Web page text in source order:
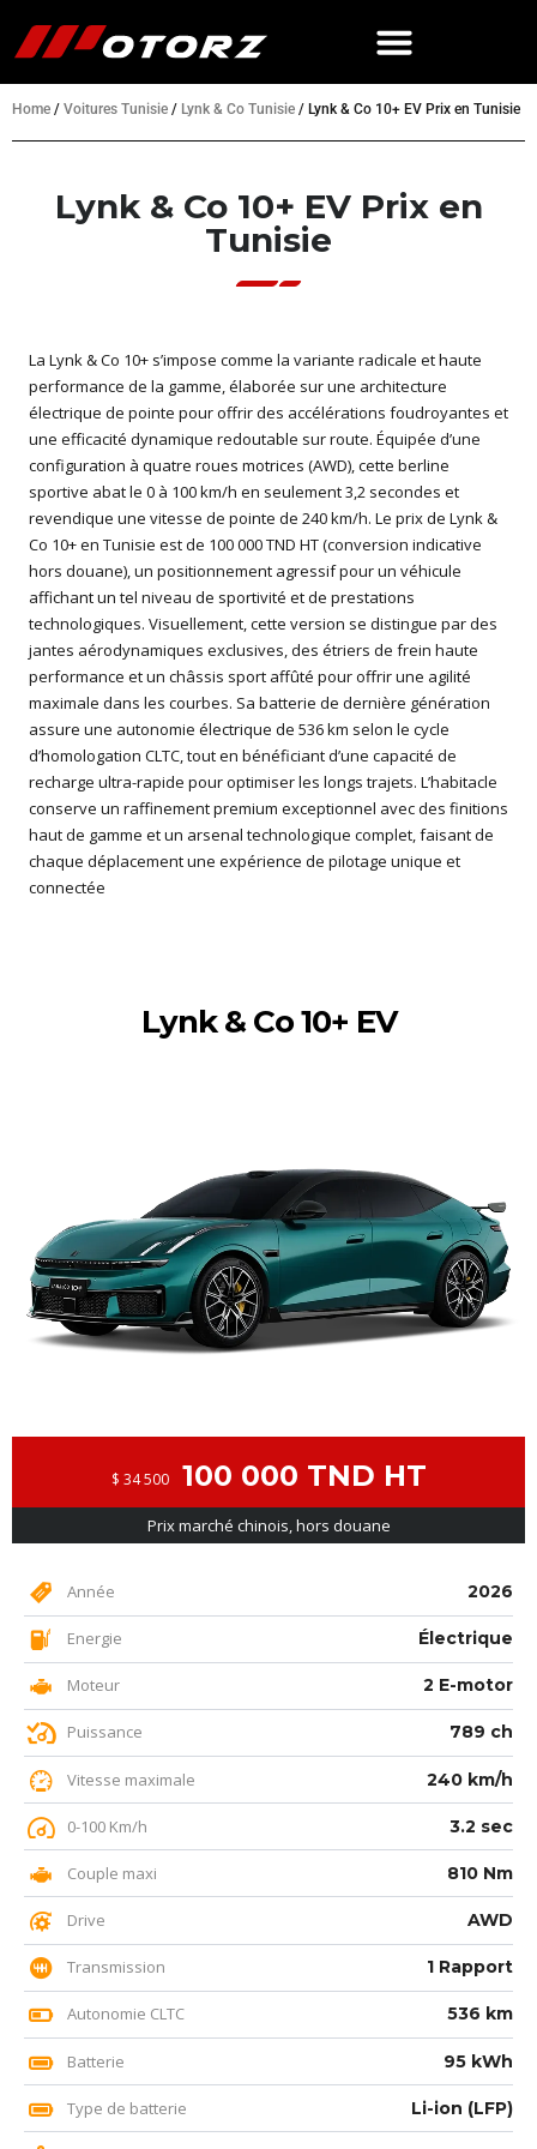
Home / Voitures Tunisie / Lynk & Co Tunisie / Lynk & Co 10+ EV Prix en Tunisie
Lynk & Co 10+ EV Prix en
Tunisie
La Lynk & Co 10+ s’impose comme la variante radicale et haute
performance de la gamme, élaborée sur une architecture
électrique de pointe pour offrir des accélérations foudroyantes et
une efficacité dynamique redoutable sur route. Équipée d’une
configuration à quatre roues motrices (AWD), cette berline
sportive abat le 0 à 100 km/h en seulement 3,2 secondes et
revendique une vitesse de pointe de 240 km/h. Le prix de Lynk &
Co 10+ en Tunisie est de 100 000 TND HT (conversion indicative
hors douane), un positionnement agressif pour un véhicule
affichant un tel niveau de sportivité et de prestations
technologiques. Visuellement, cette version se distingue par des
jantes aérodynamiques exclusives, des étriers de frein haute
performance et un châssis sport affûté pour offrir une agilité
maximale dans les courbes. Sa batterie de dernière génération
assure une autonomie électrique de 536 km selon le cycle
d’homologation CLTC, tout en bénéficiant d’une capacité de
recharge ultra-rapide pour optimiser les longs trajets. L’habitacle
conserve un raffinement premium exceptionnel avec des finitions
haut de gamme et un arsenal technologique complet, faisant de
chaque déplacement une expérience de pilotage unique et
connectée
Lynk & Co 10+ EV
100 000 TND HT
$ 34 500
Prix marché chinois, hors douane
Année 2026
Energie Électrique
Moteur 2 E-motor
Puissance 789 ch
Vitesse maximale 240 km/h
0-100 Km/h 3.2 sec
Couple maxi 810 Nm
Drive AWD
Transmission 1 Rapport
Autonomie CLTC 536 km
Batterie 95 kWh
Type de batterie Li-ion (LFP)